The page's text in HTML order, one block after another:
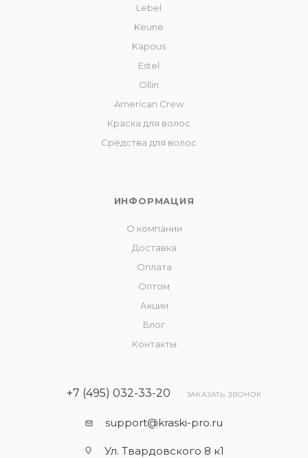
Lebel
Keune
Kapous
Estel
Ollin
American Crew
Краска для волос
Средства для волос
ИНФОРМАЦИЯ
О компании
Доставка
Оплата
Оптом
Акции
Блог
Контакты
+7 (495) 032-33-20 ЗАКАЗАТЬ ЗВОНОК
support@kraski-pro.ru
Ул. Твардовского 8 к1